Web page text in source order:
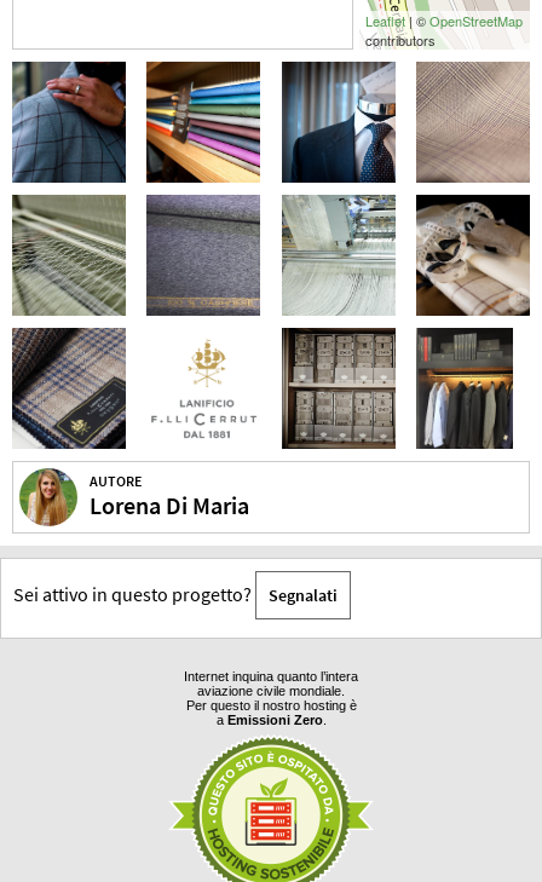
Leaflet| ©OpenStreetMap
contributors
AUTORE
Lorena Di Maria
Sei attivo in questo progetto? Segnalati
Internet inquina quanto l’intera
aviazione civile mondiale.
Per questo il nostro hosting è
a Emissioni Zero.